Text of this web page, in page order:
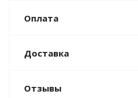
Оплата
Доставка
Отзывы